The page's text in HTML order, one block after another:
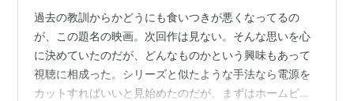
過去の教訓からかどうにも食いつきが悪くなってるの
が、この題名の映画。次回作は見ない。そんな思いを心
に決めていたのだが、どんなものかという興味もあって
視聴に相成った。シリーズと似たような手法なら電源を
カットすればいいと見始めたのだが、まずはホームビデ